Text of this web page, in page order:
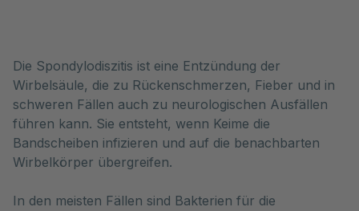
Die Spondylodiszitis ist eine Entzündung der
Wirbelsäule, die zu Rückenschmerzen, Fieber und in
schweren Fällen auch zu neurologischen Ausfällen
führen kann. Sie entsteht, wenn Keime die
Bandscheiben infizieren und auf die benachbarten
Wirbelkörper übergreifen.
In den meisten Fällen sind Bakterien für die